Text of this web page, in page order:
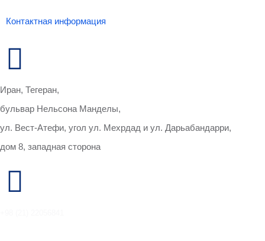
Контактная информация
Иран, Тегеран,
бульвар Нельсона Манделы,
ул. Вест-Атефи, угол ул. Мехрдад и ул. Дарьабандарри,
дом 8, западная сторона